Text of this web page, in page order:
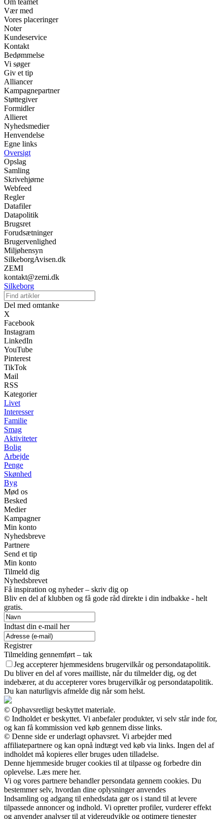
Vær med
Vores placeringer
Noter
Kundeservice
Kontakt
Bedømmelse
Vi søger
Giv et tip
Alliancer
Kampagnepartner
Støttegiver
Formidler
Allieret
Nyhedsmedier
Henvendelse
Egne links
Oversigt
Opslag
Samling
Skrivehjørne
Webfeed
Regler
Datafiler
Datapolitik
Brugsret
Forudsætninger
Brugervenlighed
Miljøhensyn
SilkeborgAvisen.dk
ZEMI
kontakt@zemi.dk
Silkeborg
Del med omtanke
X
Facebook
Instagram
LinkedIn
YouTube
Pinterest
TikTok
Mail
RSS
Kategorier
Livet
Interesser
Familie
Smag
Aktiviteter
Bolig
Arbejde
Penge
Skønhed
Byg
Mød os
Besked
Medier
Kampagner
Min konto
Nyhedsbreve
Partnere
Send et tip
Min konto
Tilmeld dig
Nyhedsbrevet
Få inspiration og nyheder – skriv dig op
Bliv en del af klubben og få gode råd direkte i din indbakke - helt
gratis.
Indtast din e-mail her
Registrer
Tilmelding gennemført – tak
Jeg accepterer hjemmesidens brugervilkår og persondatapolitik.
Du bliver en del af vores mailliste, når du tilmelder dig, og det
indebærer, at du accepterer vores brugervilkår og persondatapolitik.
Du kan naturligvis afmelde dig når som helst.
© Ophavsretligt beskyttet materiale.
© Indholdet er beskyttet. Vi anbefaler produkter, vi selv står inde for,
og kan få kommission ved køb gennem disse links.
© Denne side er underlagt ophavsret. Vi arbejder med
affiliatepartnere og kan opnå indtægt ved køb via links. Ingen del af
indholdet må kopieres eller bruges uden tilladelse.
Denne hjemmeside bruger cookies til at tilpasse og forbedre din
oplevelse. Læs mere her.
Vi og vores partnere behandler persondata gennem cookies. Du
bestemmer selv, hvordan dine oplysninger anvendes
Indsamling og adgang til enhedsdata gør os i stand til at levere
tilpassede annoncer og indhold. Vi opretter profiler, vurderer effekt
og anvender analyser til at videreudvikle og optimere tjenester